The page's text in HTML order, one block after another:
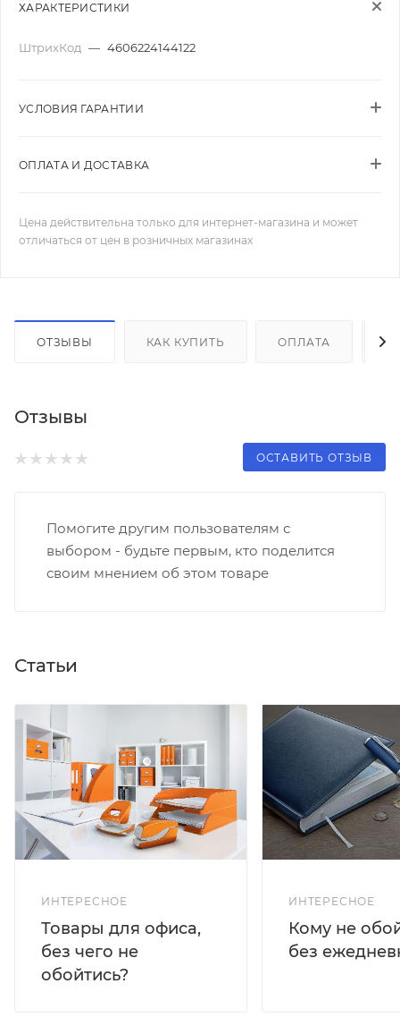
ХАРАКТЕРИСТИКИ
ШтрихКод — 4606224144122
УСЛОВИЯ ГАРАНТИИ
ОПЛАТА И ДОСТАВКА
Цена действительна только для интернет-магазина и может
отличаться от цен в розничных магазинах
ОТЗЫВЫ КАК КУПИТЬ ОПЛАТА
Отзывы
ОСТАВИТЬ ОТЗЫВ
Помогите другим пользователям с
выбором - будьте первым, кто поделится
своим мнением об этом товаре
Статьи
ИНТЕРЕСНОЕ
Товары для офиса,
без чего не
обойтись?
ИНТЕРЕСНОЕ
Кому не
без